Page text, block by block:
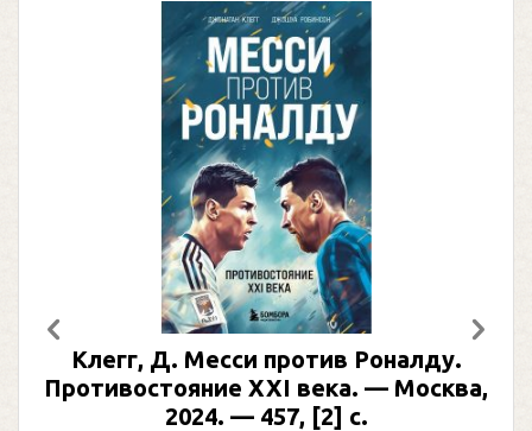
Клегг, Д. Месси против Роналду.
Противостояние XXI века. — Москва,
2024. — 457, [2] с.
Предыдущий